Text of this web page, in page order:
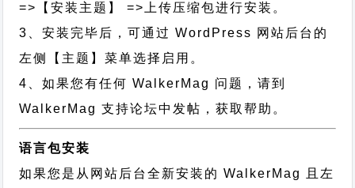
=>【安装主题】 =>上传压缩包进行安装。
3、安装完毕后，可通过 WordPress 网站后台的
左侧【主题】菜单选择启用。
4、如果您有任何 WalkerMag 问题，请到
WalkerMag 支持论坛中发帖，获取帮助。
语言包安装
如果您是从网站后台全新安装的 WalkerMag 且左